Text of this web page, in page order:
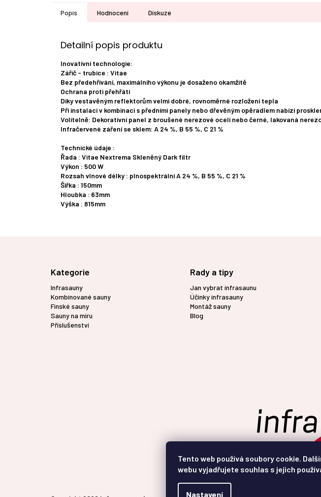
Tento web používá soubory cookie.
webu vyjadřujete souhlas s jejich
Nastavení
Popis Hodnocení Diskuze
Detailní popis produktu
Inovativní technologie:
Zářič - trubice : Vitae
Bez předehřívání, maximálního výkonu je dosaženo okamžitě
Ochrana proti přehřátí
Díky vestavěným reflektorům velmi dobré, rovnoměrné rozložení tepla
Při instalaci v kombinaci s předními panely nebo dřevěným opěradlem nabízí
Volitelně: Dekorativní panel z broušené nerezové oceli nebo černé, lakovaná
Infračervené záření se sklem: A 24 %, B 55 %, C 21 %
Technické údaje :
Řada : Vitae Nextrema Skleněný Dark filtr
Výkon : 500 W
Rozsah vlnové délky : plnospektrální A 24 %, B 55 %, C 21 %
Šířka : 150mm
Hloubka : 63mm
Výška : 815mm
Kategorie
Infrasauny
Kombinované sauny
Finské sauny
Sauny na míru
Příslušenství
Rady a tipy
Jan vybrat infrasaunu
Účinky infrasauny
Montáž sauny
Blog